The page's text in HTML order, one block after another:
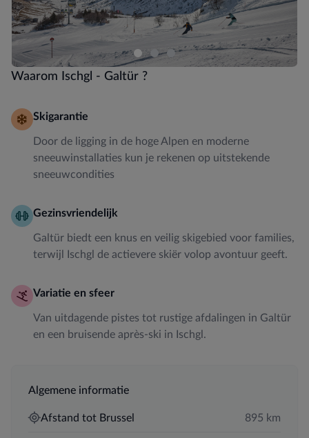
Waarom Ischgl - Galtür ?
Skigarantie
Door de ligging in de hoge Alpen en moderne
sneeuwinstallaties kun je rekenen op uitstekende
sneeuwcondities
Gezinsvriendelijk
Galtür biedt een knus en veilig skigebied voor families,
terwijl Ischgl de actievere skiër volop avontuur geeft.
Variatie en sfeer
Van uitdagende pistes tot rustige afdalingen in Galtür
en een bruisende après-ski in Ischgl.
Algemene informatie
Afstand tot Brussel 895 km